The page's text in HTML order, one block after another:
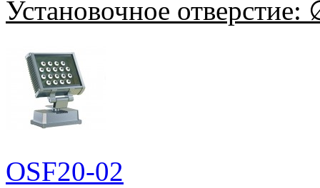
Установочное отверстие:
OSF20-02